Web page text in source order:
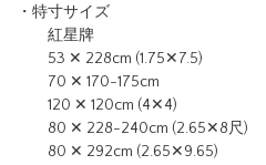
・特寸サイズ
紅星牌
53 ✕ 228cm (1.75✕7.5)
70 ✕ 170-175cm
120 ✕ 120cm (4✕4)
80 ✕ 228-240cm (2.65✕8尺)
80 ✕ 292cm (2.65✕9.65)